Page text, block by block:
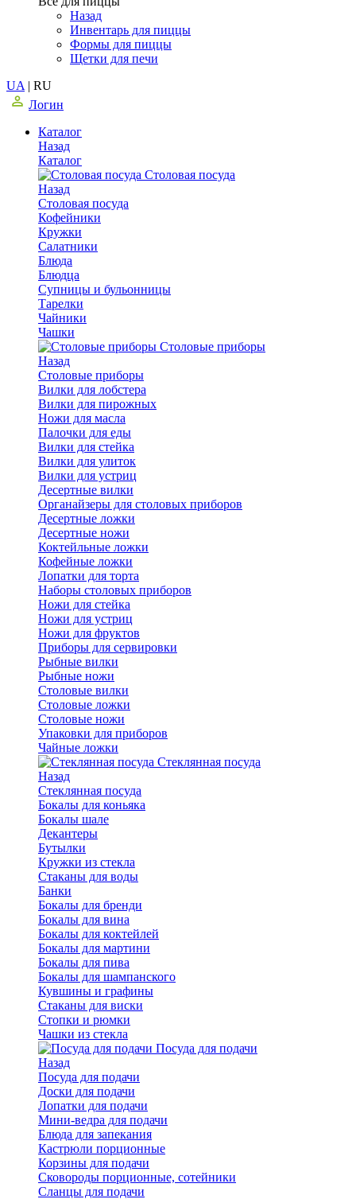
Назад
Инвентарь для пиццы
Формы для пиццы
Щетки для печи
UA | RU
Логин
Каталог
Назад
Каталог
Столовая посуда
Назад
Столовая посуда
Кофейники
Кружки
Салатники
Блюда
Блюдца
Супницы и бульонницы
Тарелки
Чайники
Чашки
Cтоловые приборы
Назад
Cтоловые приборы
Вилки для лобстера
Вилки для пирожных
Ножи для масла
Палочки для еды
Вилки для стейка
Вилки для улиток
Вилки для устриц
Десертные вилки
Органайзеры для столовых приборов
Десертные ложки
Десертные ножи
Коктейльные ложки
Кофейные ложки
Лопатки для торта
Наборы столовых приборов
Ножи для стейка
Ножи для устриц
Ножи для фруктов
Приборы для сервировки
Рыбные вилки
Рыбные ножи
Столовые вилки
Столовые ложки
Столовые ножи
Упаковки для приборов
Чайные ложки
Стеклянная посуда
Назад
Стеклянная посуда
Бокалы для коньяка
Бокалы шале
Декантеры
Бутылки
Кружки из стекла
Стаканы для воды
Банки
Бокалы для бренди
Бокалы для вина
Бокалы для коктейлей
Бокалы для мартини
Бокалы для пива
Бокалы для шампанского
Кувшины и графины
Стаканы для виски
Стопки и рюмки
Чашки из стекла
Посуда для подачи
Назад
Посуда для подачи
Доски для подачи
Лопатки для подачи
Мини-ведра для подачи
Блюда для запекания
Кастрюли порционные
Корзины для подачи
Сковороды порционные, сотейники
Сланцы для подачи